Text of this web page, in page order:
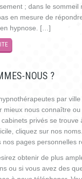
; dans le sommeil
en mesure de
hypnose. […]
NOUS ?
par
mieux nous connaître
privés se trouve
cliquez sur nos
nos pages personnelles
obtenir de plus
ou si vous avez des